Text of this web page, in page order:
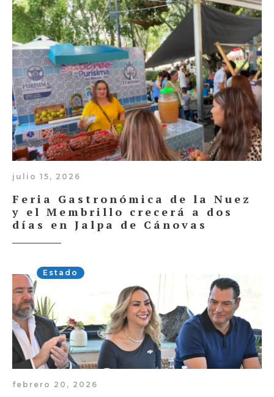
julio 15, 2026
Feria Gastronómica de la Nuez
y el Membrillo crecerá a dos
días en Jalpa de Cánovas
Estado
febrero 20, 2026